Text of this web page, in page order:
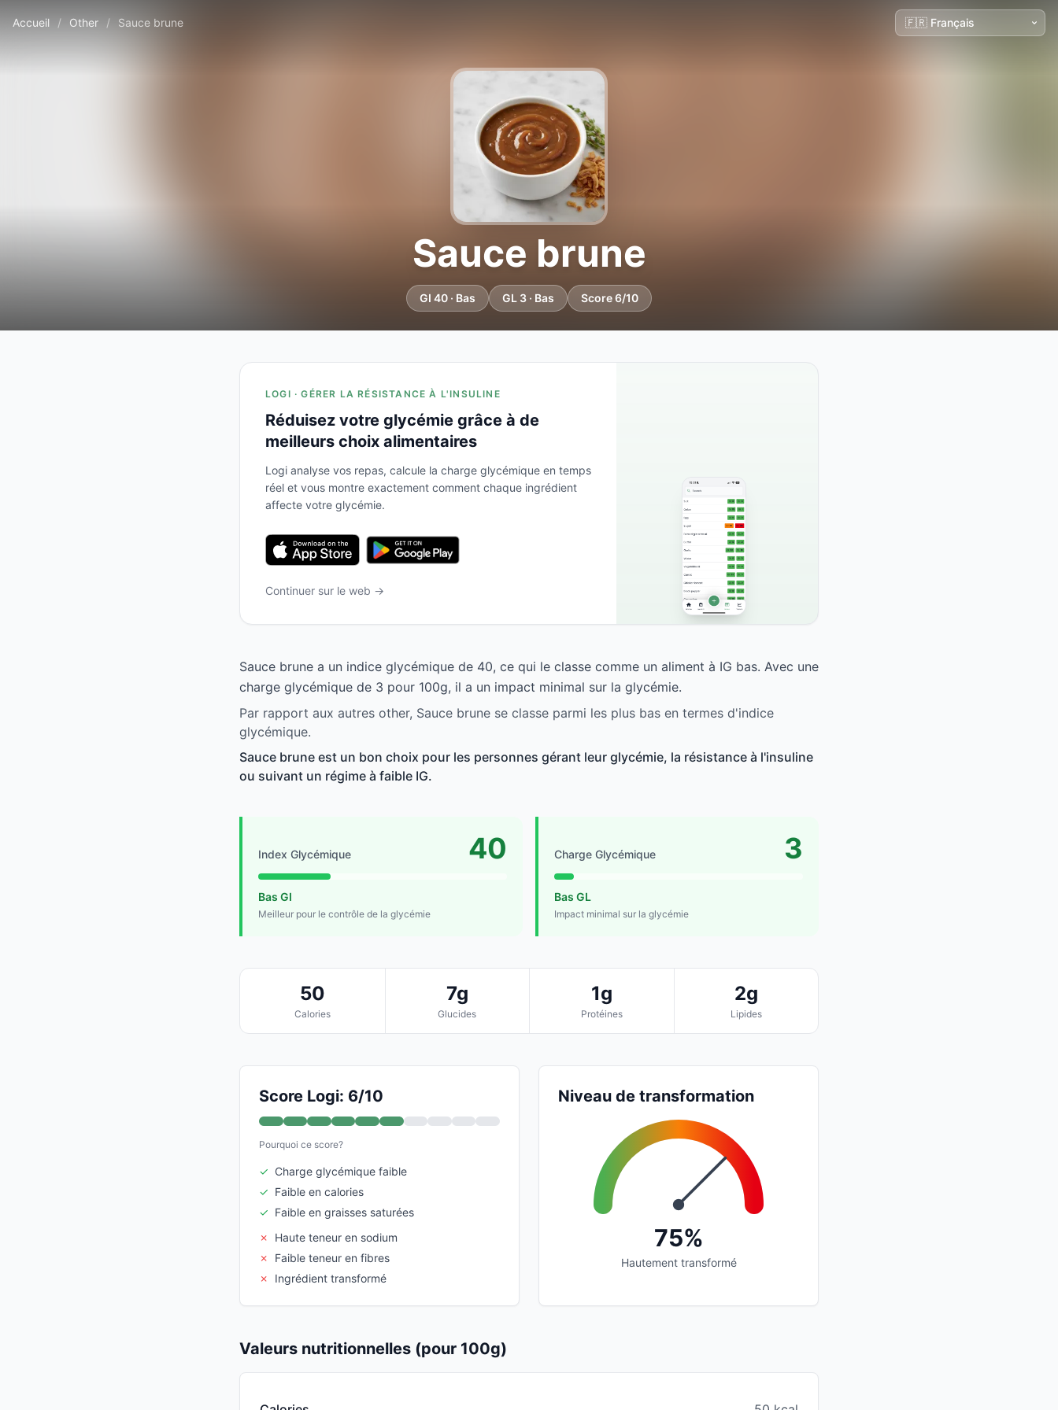
Accueil / Other / Sauce brune
Sauce brune
GI 40 · Bas GL 3 · Bas Score 6/10
LOGI · GÉRER LA RÉSISTANCE À L'INSULINE
Réduisez votre glycémie grâce à de
meilleurs choix alimentaires
Logi analyse vos repas, calcule la charge glycémique en temps
réel et vous montre exactement comment chaque ingrédient
affecte votre glycémie.
Continuer sur le web →
Sauce brune a un indice glycémique de 40, ce qui le classe comme un aliment à IG bas. Avec une
charge glycémique de 3 pour 100g, il a un impact minimal sur la glycémie.
Par rapport aux autres other, Sauce brune se classe parmi les plus bas en termes d'indice
glycémique.
Sauce brune est un bon choix pour les personnes gérant leur glycémie, la résistance à l'insuline
ou suivant un régime à faible IG.
Index Glycémique 40
Bas GI
Meilleur pour le contrôle de la glycémie
Charge Glycémique 3
Bas GL
Impact minimal sur la glycémie
50
Calories
7g
Glucides
1g
Protéines
2g
Lipides
Score Logi: 6/10
Pourquoi ce score?
✓ Charge glycémique faible
✓ Faible en calories
✓ Faible en graisses saturées
✗
Haute teneur en sodium
✗
Faible teneur en fibres
✗
Ingrédient transformé
Niveau de transformation
75%
Hautement transformé
Valeurs nutritionnelles (pour 100g)